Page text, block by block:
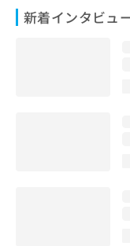
新着インタビュ